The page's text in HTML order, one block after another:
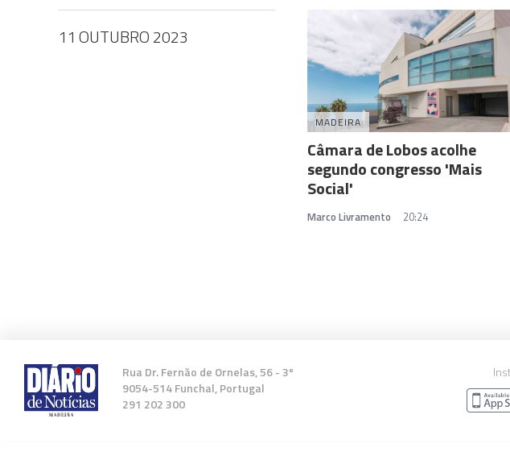
11 OUTUBRO 2023
MADEIRA
Câmara de Lobos acolhe
segundo congresso 'Mais
Social'
Marco Livramento 20:24
Rua Dr. Fernão de Ornelas, 56 - 3º
9054-514 Funchal, Portugal
291 202 300